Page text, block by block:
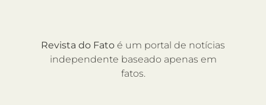
Revista do Fato é um portal de notícias
independente baseado apenas em
fatos.